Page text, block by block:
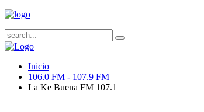
Inicio
106.0 FM - 107.9 FM
La Ke Buena FM 107.1